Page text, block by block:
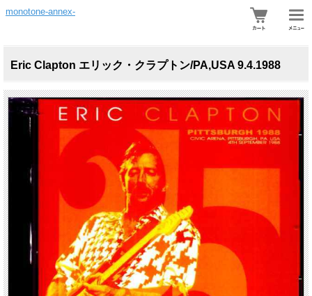
monotone-annex-
Eric Clapton エリック・クラプトン/PA,USA 9.4.1988